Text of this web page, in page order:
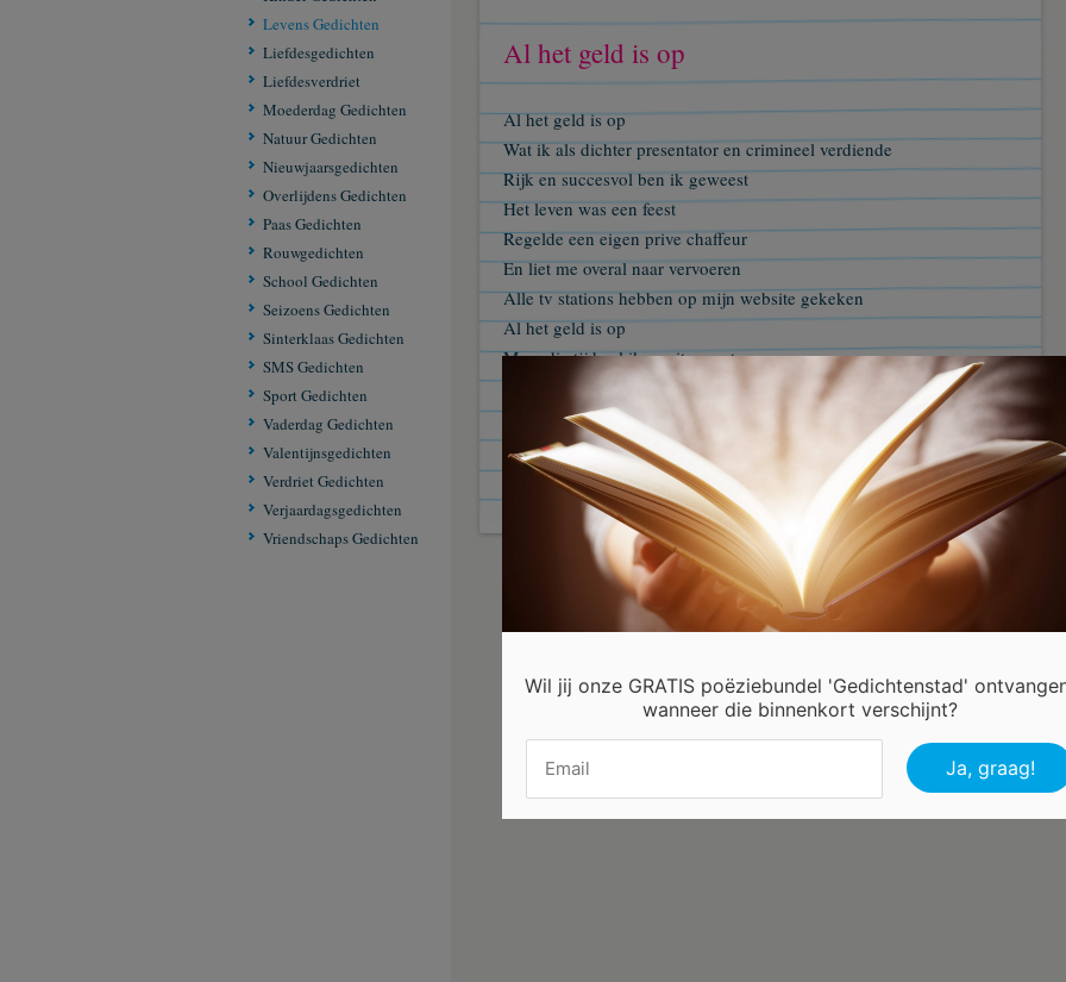
Levens Gedichten
Liefdesgedichten
Liefdesverdriet
Moederdag Gedichten
Natuur Gedichten
Nieuwjaarsgedichten
Overlijdens Gedichten
Paas Gedichten
Rouwgedichten
School Gedichten
Seizoens Gedichten
Sinterklaas Gedichten
SMS Gedichten
Sport Gedichten
Vaderdag Gedichten
Valentijnsgedichten
Verdriet Gedichten
Verjaardagsgedichten
Vriendschaps Gedichten
Al het geld is op
Al het geld is op
Wat ik als dichter presentator en crimineel verdiende
Rijk en succesvol ben ik geweest
Het leven was een feest
Regelde een eigen prive chaffeur
En liet me overal naar vervoeren
Alle tv stations hebben op mijn website gekeken
Al het geld is op
Maar die tijd zal ik nooit vergeten
Dichter Danny van Strien
Wil jij onze GRATIS poëziebundel 'Gedichtenstad'
wanneer die binnenkort verschijnt?